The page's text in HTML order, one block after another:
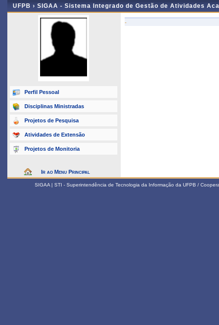
UFPB › SIGAA - Sistema Integrado de Gestão de Atividades
Perfil Pessoal
Disciplinas Ministradas
Projetos de Pesquisa
Atividades de Extensão
Projetos de Monitoria
Ir ao Menu Principal
-
SIGAA | STI - Superintendência de Tecnologia da Informação da UFPB /